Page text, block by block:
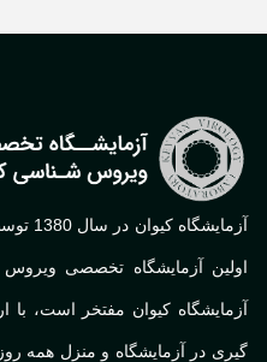
آزمایشگاه
آزمایشگاه تخصصی ویروس
کیوان مفتخر است، با ارائه